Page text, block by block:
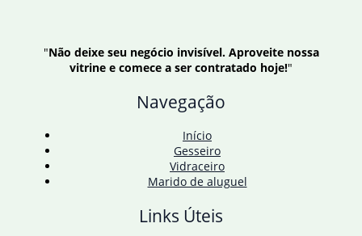
"Não deixe seu negócio invisível. Aproveite nossa
vitrine e comece a ser contratado hoje!"
Navegação
Início
Gesseiro
Vidraceiro
Marido de aluguel
Links Úteis